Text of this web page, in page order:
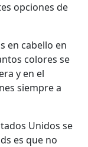
opciones de
en cabello en
colores se
y en el
siempre a
Unidos se
es que no